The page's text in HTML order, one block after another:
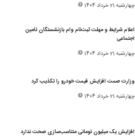
چهارشنبه 21 خرداد 1404
اعلام شرایط و مهلت ثبت‌نام وام بازنشستگان تامین
اجتماعی
چهارشنبه 21 خرداد 1404
وزارت صمت افزایش قیمت خودرو را تکذیب کرد
چهارشنبه 21 خرداد 1404
افزایش یک میلیون تومانی متناسب‌سازی صحت ندارد